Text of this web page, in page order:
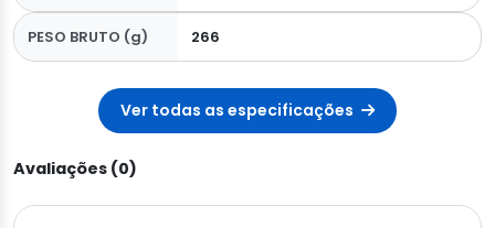
PESO BRUTO (g) 266
Ver todas as especificações
Avaliações (0)